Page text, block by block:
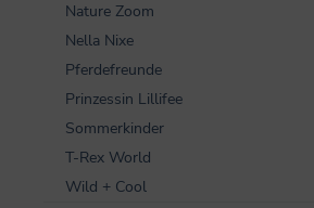
Nature Zoom
Nella Nixe
Pferdefreunde
Prinzessin Lillifee
Sommerkinder
T-Rex World
Wild + Cool